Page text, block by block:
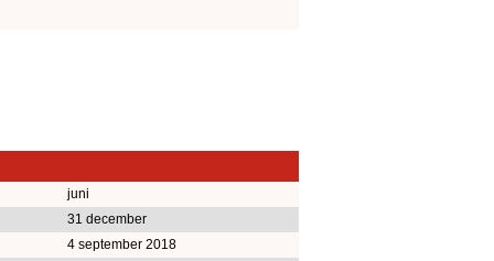
juni
31 december
4 september 2018